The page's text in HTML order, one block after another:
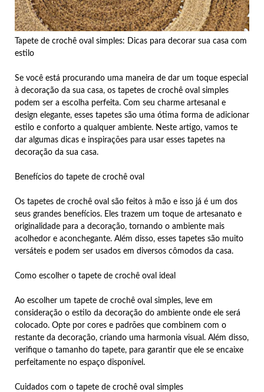
Tapete de crochê oval simples: Dicas para decorar sua casa com
estilo
Se você está procurando uma maneira de dar um toque especial
à decoração da sua casa, os tapetes de crochê oval simples
podem ser a escolha perfeita. Com seu charme artesanal e
design elegante, esses tapetes são uma ótima forma de adicionar
estilo e conforto a qualquer ambiente. Neste artigo, vamos te
dar algumas dicas e inspirações para usar esses tapetes na
decoração da sua casa.
Benefícios do tapete de crochê oval
Os tapetes de crochê oval são feitos à mão e isso já é um dos
seus grandes benefícios. Eles trazem um toque de artesanato e
originalidade para a decoração, tornando o ambiente mais
acolhedor e aconchegante. Além disso, esses tapetes são muito
versáteis e podem ser usados em diversos cômodos da casa.
Como escolher o tapete de crochê oval ideal
Ao escolher um tapete de crochê oval simples, leve em
consideração o estilo da decoração do ambiente onde ele será
colocado. Opte por cores e padrões que combinem com o
restante da decoração, criando uma harmonia visual. Além disso,
verifique o tamanho do tapete, para garantir que ele se encaixe
perfeitamente no espaço disponível.
Cuidados com o tapete de crochê oval simples